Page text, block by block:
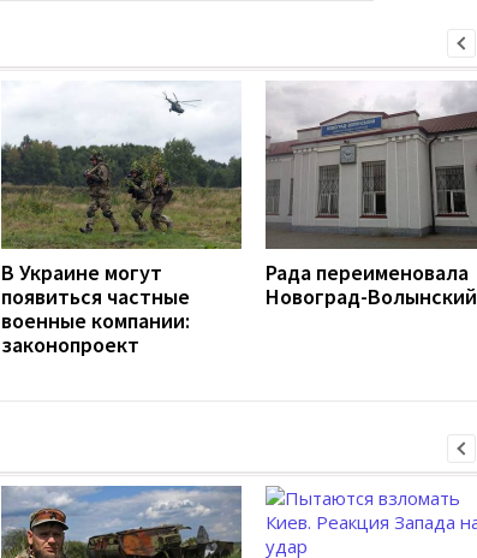
В Украине могут
появиться частные
военные компании:
законопроект
Рада переименовала
Новоград-Волынский